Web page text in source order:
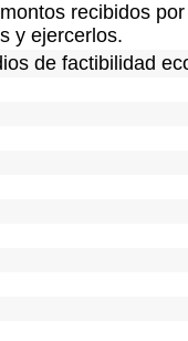
recibidos
y ejercerlos.
de factibilidad